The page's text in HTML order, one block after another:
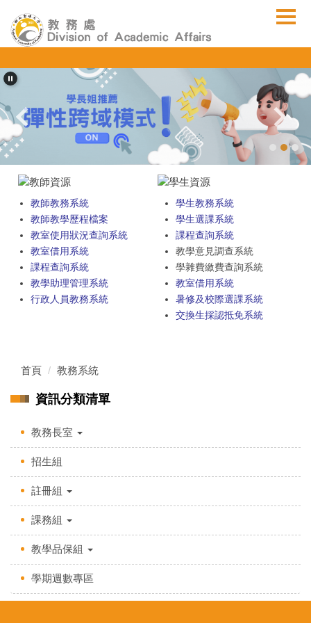
到
主
內
容
首頁 教務系統
資訊分類清單
教務長室
招生組
註冊組
課務組
教學品保組
學期週數專區
教師教務系統
教師教學歷程檔案
教室使用狀況查詢系統
教室借用系統
課程查詢系統
教學助理管理系統
行政人員教務系統
學生教務系統
學生選課系統
課程查詢系統
教學意見調查系統
學雜費繳費查詢系統
教室借用系統
暑修及校際選課系統
交換生採認抵免系統